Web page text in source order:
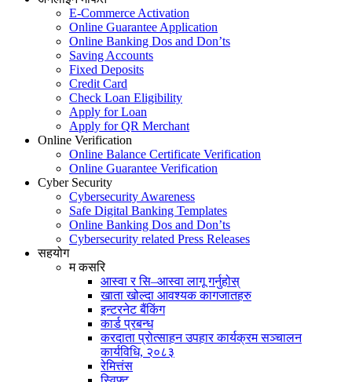
E-Commerce Activation
Online Guarantee Application
Online Banking Dos and Don’ts
Saving Accounts
Fixed Deposits
Credit Card
Check Loan Eligibility
Apply for Loan
Apply for QR Merchant
Online Verification
Online Balance Certificate Verification
Online Guarantee Verification
Cyber Security
Cybersecurity Awareness
Safe Digital Banking Templates
Online Banking Dos and Don’ts
Cybersecurity related Press Releases
सहयोग
म कसरि
आस्वा र सि–आस्वा लागू गर्नुहोस्
खाता खोल्दा आवश्यक कागजातहरु
इन्टरनेट बैंकिंग
कार्ड प्रबन्ध
करदाता प्रोत्साहन उपहार कार्यक्रम सञ्चालन
कार्यविधि, २०८३
रेमित्तंस